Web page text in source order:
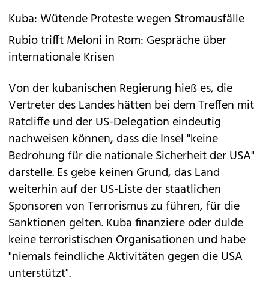
Kuba: Wütende Proteste wegen Stromausfälle
Rubio trifft Meloni in Rom: Gespräche über
internationale Krisen
Von der kubanischen Regierung hieß es, die
Vertreter des Landes hätten bei dem Treffen mit
Ratcliffe und der US-Delegation eindeutig
nachweisen können, dass die Insel "keine
Bedrohung für die nationale Sicherheit der USA"
darstelle. Es gebe keinen Grund, das Land
weiterhin auf der US-Liste der staatlichen
Sponsoren von Terrorismus zu führen, für die
Sanktionen gelten. Kuba finanziere oder dulde
keine terroristischen Organisationen und habe
"niemals feindliche Aktivitäten gegen die USA
unterstützt".